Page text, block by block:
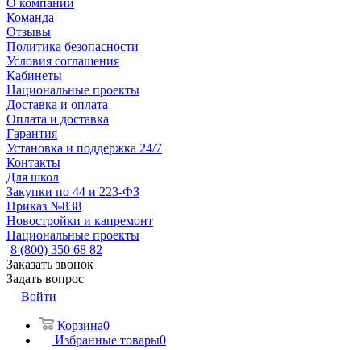
О компании
Команда
Отзывы
Политика безопасности
Условия соглашения
Кабинеты
Национальные проекты
Доставка и оплата
Оплата и доставка
Гарантия
Установка и поддержка 24/7
Контакты
Для школ
Закупки по 44 и 223-ФЗ
Приказ №838
Новостройки и капремонт
Национальные проекты
8 (800) 350 68 82
Заказать звонок
Задать вопрос
Войти
Корзина0
Избранные товары0